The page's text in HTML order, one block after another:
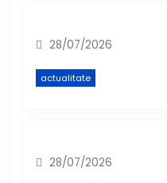
28/07/2026
actualitate
28/07/2026